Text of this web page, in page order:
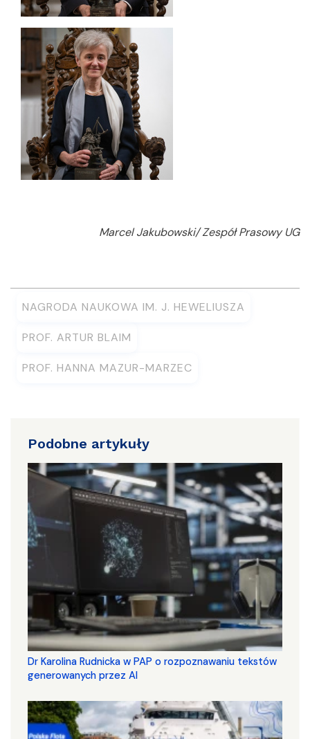
Marcel Jakubowski/ Zespół Prasowy UG
NAGRODA NAUKOWA IM. J. HEWELIUSZA
PROF. ARTUR BLAIM
PROF. HANNA MAZUR-MARZEC
Podobne artykuły
Dr Karolina Rudnicka w PAP o rozpoznawaniu tekstów
generowanych przez AI